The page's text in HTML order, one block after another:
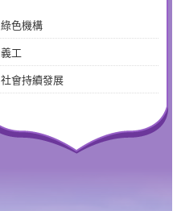
綠色機構
義工
社會持續發展